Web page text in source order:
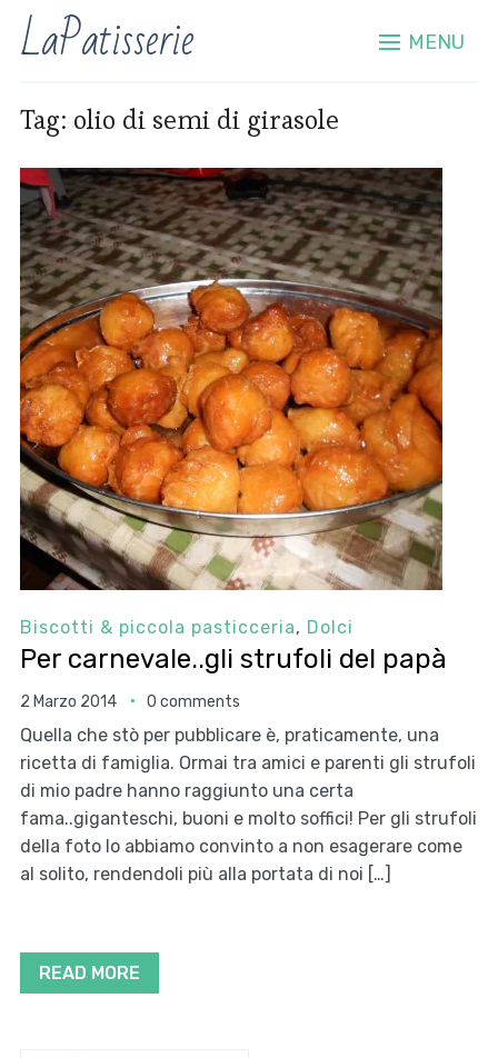
LaPatisserie MENU
Tag: olio di semi di girasole
Biscotti & piccola pasticceria, Dolci
Per carnevale..gli strufoli del papà
2 Marzo 2014 0 comments
Quella che stò per pubblicare è, praticamente, una
ricetta di famiglia. Ormai tra amici e parenti gli strufoli
di mio padre hanno raggiunto una certa
fama..giganteschi, buoni e molto soffici! Per gli strufoli
della foto lo abbiamo convinto a non esagerare come
al solito, rendendoli più alla portata di noi […]
READ MORE